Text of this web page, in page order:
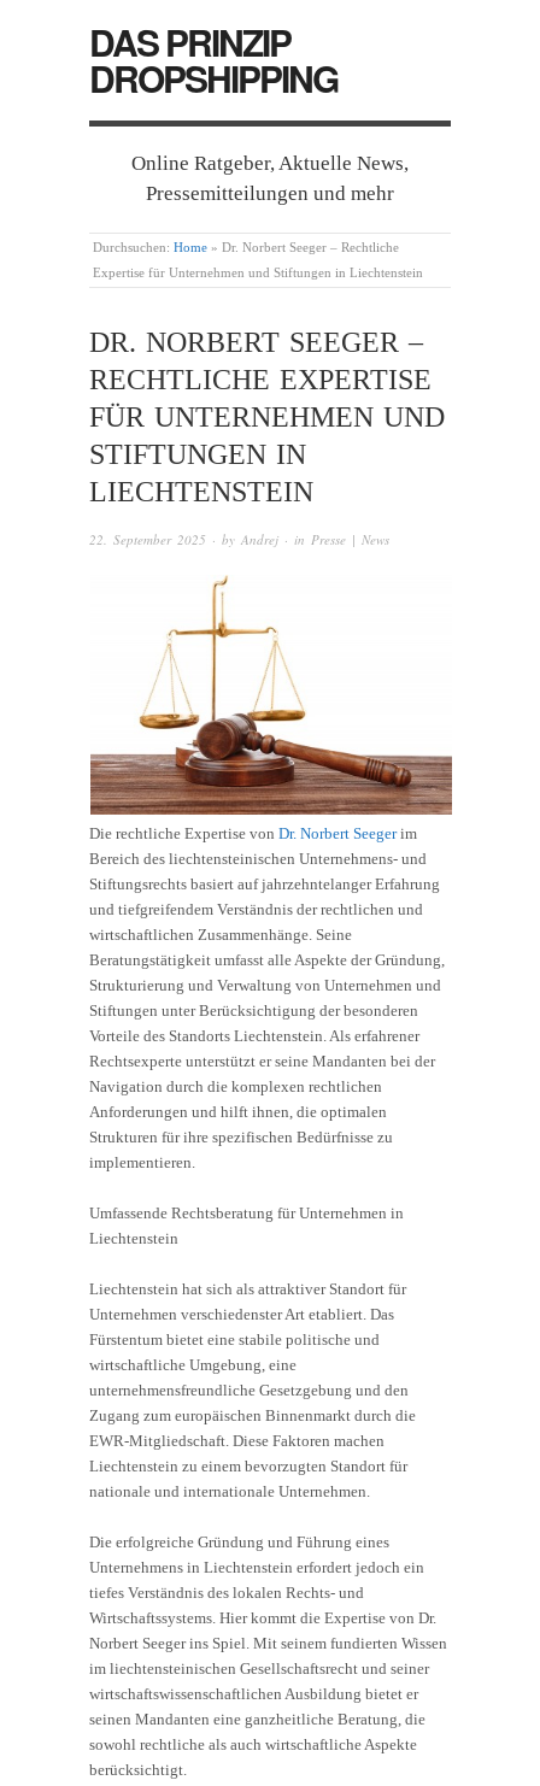
DAS PRINZIP
DROPSHIPPING
Online Ratgeber, Aktuelle News,
Pressemitteilungen und mehr
Durchsuchen: Home » Dr. Norbert Seeger – Rechtliche
Expertise für Unternehmen und Stiftungen in Liechtenstein
DR. NORBERT SEEGER –
RECHTLICHE EXPERTISE
FÜR UNTERNEHMEN UND
STIFTUNGEN IN
LIECHTENSTEIN
22. September 2025 · by Andrej · in Presse | News
Die rechtliche Expertise von Dr. Norbert Seegerim
Bereich des liechtensteinischen Unternehmens- und
Stiftungsrechts basiert auf jahrzehntelanger Erfahrung
und tiefgreifendem Verständnis der rechtlichen und
wirtschaftlichen Zusammenhänge. Seine
Beratungstätigkeit umfasst alle Aspekte der Gründung,
Strukturierung und Verwaltung von Unternehmen und
Stiftungen unter Berücksichtigung der besonderen
Vorteile des Standorts Liechtenstein. Als erfahrener
Rechtsexperte unterstützt er seine Mandanten bei der
Navigation durch die komplexen rechtlichen
Anforderungen und hilft ihnen, die optimalen
Strukturen für ihre spezifischen Bedürfnisse zu
implementieren.
Umfassende Rechtsberatung für Unternehmen in
Liechtenstein
Liechtenstein hat sich als attraktiver Standort für
Unternehmen verschiedenster Art etabliert. Das
Fürstentum bietet eine stabile politische und
wirtschaftliche Umgebung, eine
unternehmensfreundliche Gesetzgebung und den
Zugang zum europäischen Binnenmarkt durch die
EWR-Mitgliedschaft. Diese Faktoren machen
Liechtenstein zu einem bevorzugten Standort für
nationale und internationale Unternehmen.
Die erfolgreiche Gründung und Führung eines
Unternehmens in Liechtenstein erfordert jedoch ein
tiefes Verständnis des lokalen Rechts- und
Wirtschaftssystems. Hier kommt die Expertise von Dr.
Norbert Seeger ins Spiel. Mit seinem fundierten Wissen
im liechtensteinischen Gesellschaftsrecht und seiner
wirtschaftswissenschaftlichen Ausbildung bietet er
seinen Mandanten eine ganzheitliche Beratung, die
sowohl rechtliche als auch wirtschaftliche Aspekte
berücksichtigt.